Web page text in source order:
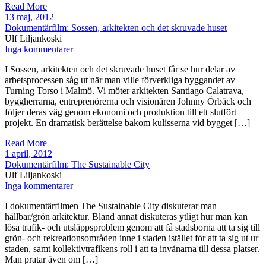
Read More
13 maj, 2012
Dokumentärfilm: Sossen, arkitekten och det skruvade huset
Ulf Liljankoski
Inga kommentarer
I Sossen, arkitekten och det skruvade huset får se hur delar av
arbetsprocessen såg ut när man ville förverkliga byggandet av
Turning Torso i Malmö. Vi möter arkitekten Santiago Calatrava,
byggherrarna, entreprenörerna och visionären Johnny Örbäck och
följer deras väg genom ekonomi och produktion till ett slutfört
projekt. En dramatisk berättelse bakom kulisserna vid bygget […]
Read More
1 april, 2012
Dokumentärfilm: The Sustainable City
Ulf Liljankoski
Inga kommentarer
I dokumentärfilmen The Sustainable City diskuterar man
hållbar/grön arkitektur. Bland annat diskuteras ytligt hur man kan
lösa trafik- och utsläppsproblem genom att få stadsborna att ta sig till
grön- och rekreationsområden inne i staden istället för att ta sig ut ur
staden, samt kollektivtrafikens roll i att ta invånarna till dessa platser.
Man pratar även om […]